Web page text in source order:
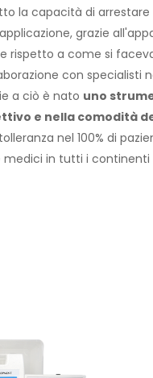
la capacità di arrestare
grazie
rispetto a come si
con specialisti
a ciò è nato uno
e nella comodità
nel 100% di
medici in tutti i